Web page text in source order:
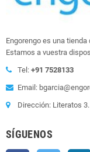
Engorengo es una
Estamos a vuestra
Tel: +91 7528133
Email:
Dirección: Literatos
SÍGUENOS